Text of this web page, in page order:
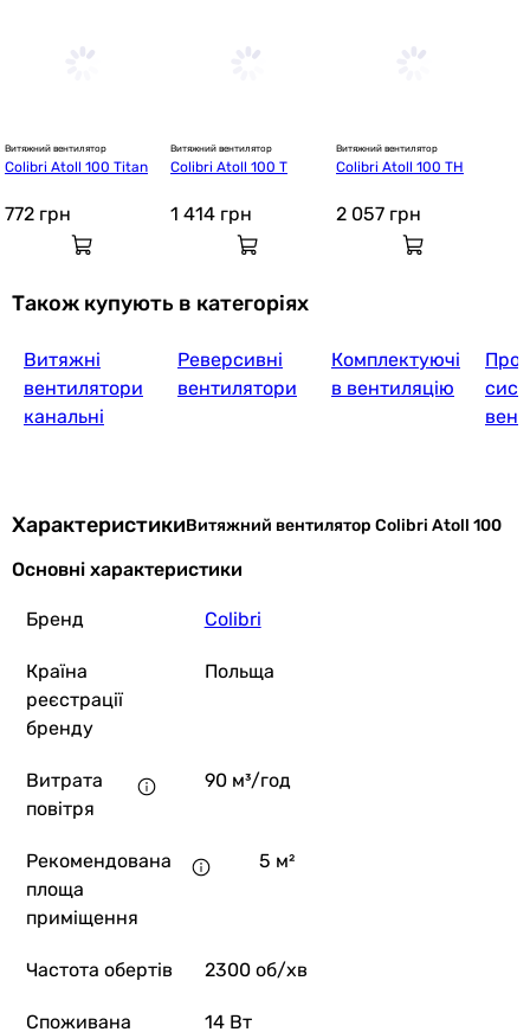
Витяжний вентилятор
Colibri Atoll 100 Titan
772 грн
Витяжний вентилятор
Colibri Atoll 100 T
1 414 грн
Витяжний вентилятор
Colibri Atoll 100 TH
2 057 грн
Також купують в категоріях
Витяжні
вентилятори
канальні
Реверсивні
вентилятори
Комплектуючі
в вентиляцію
ХарактеристикиВитяжний вентилятор Colibri Atoll 100
Основні характеристики
Бренд Colibri
Країна
реєстрації
бренду
Польща
Витрата
повітря
90 м³/год
Рекомендована
площа
приміщення
5 м²
Частота обертів 2300 об/хв
Споживана
14 Вт